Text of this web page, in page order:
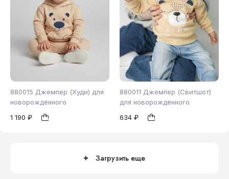
880015 Джемпер (Худи) для
новорождённого
1 190 ₽
98
880011 Джемпер (Свитшот)
для новорождённого
634 ₽
86
Загрузить еще